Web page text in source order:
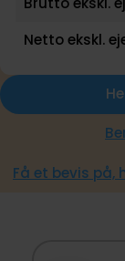
Netto ekskl.
Få et bevis på,